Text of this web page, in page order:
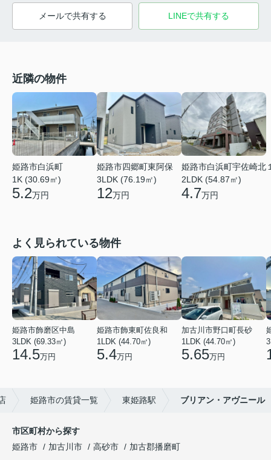
メールで共有する LINEで共有する
近隣の物件
姫路市白浜町
1K (30.69㎡)
5.2万円
姫路市四郷町東阿保
3LDK (76.19㎡)
12万円
姫路市白浜町宇佐崎北
2LDK (54.87㎡)
4.7万円
よく見られている物件
姫路市飾磨区中島
3LDK (69.33㎡)
14.5万円
姫路市飾東町佐良和
1LDK (44.70㎡)
5.4万円
加古川市野口町長砂
1LDK (44.70㎡)
5.65万円
姫路市の賃貸一覧 東姫路駅 ブリアン・アヴニール
市区町村から探す
姫路市
加古川市 高砂市
加古郡播磨町